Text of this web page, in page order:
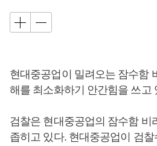
현대중공업이 밀려오는 잠수함
해를 최소화하기 안간힘을 쓰고
검찰은 현대중공업의 잠수함 비
좁히고 있다. 현대중공업이 검